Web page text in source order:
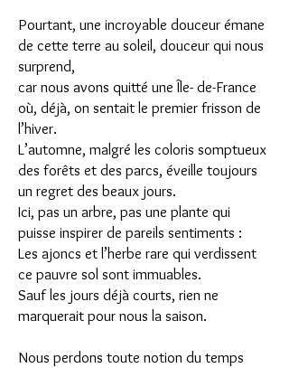
Pourtant, une incroyable douceur émane
de cette terre au soleil, douceur qui nous
surprend,
car nous avons quitté une Île- de-France
où, déjà, on sentait le premier frisson de
l’hiver.
L’automne, malgré les coloris somptueux
des forêts et des parcs, éveille toujours
un regret des beaux jours.
Ici, pas un arbre, pas une plante qui
puisse inspirer de pareils sentiments :
Les ajoncs et l’herbe rare qui verdissent
ce pauvre sol sont immuables.
Sauf les jours déjà courts, rien ne
marquerait pour nous la saison.
Nous perdons toute notion du temps